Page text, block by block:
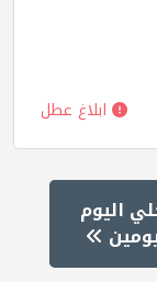
ابلاغ عطل
اليوم